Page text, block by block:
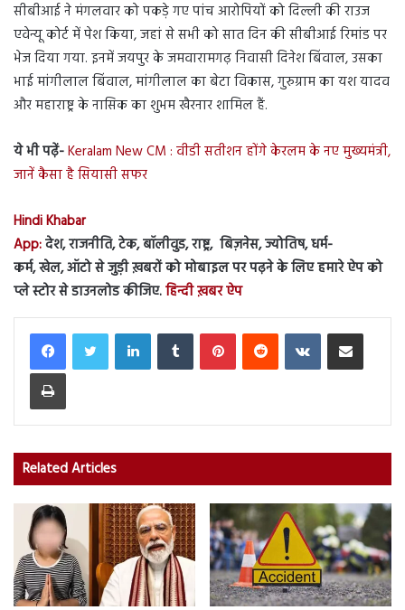
सीबीआई ने मंगलवार को पकड़े गए पांच आरोपियों को दिल्ली की राउज
एवेन्यू कोर्ट में पेश किया, जहां से सभी को सात दिन की सीबीआई रिमांड पर
भेज दिया गया. इनमें जयपुर के जमवारामगढ़ निवासी दिनेश बिंवाल, उसका
भाई मांगीलाल बिंवाल, मांगीलाल का बेटा विकास, गुरुग्राम का यश यादव
और महाराष्ट्र के नासिक का शुभम खैरनार शामिल हैं.
ये भी पढ़ें-Keralam New CM : वीडी सतीशन होंगे केरलम के नए मुख्यमंत्री,
जानें कैसा है सियासी सफर
Hindi Khabar
App:देश, राजनीति, टेक, बॉलीवुड, राष्ट्र, बिज़नेस, ज्योतिष, धर्म-
कर्म, खेल, ऑटो से जुड़ी ख़बरों को मोबाइल पर पढ़ने के लिए हमारे ऐप को
प्ले स्टोर से डाउनलोड कीजिए.हिन्दी ख़बर ऐप
LinkedInTumblr PinterestReddit VKontakteShare via Email
Print
Related Articles